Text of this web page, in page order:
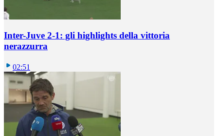
Inter-Juve 2-1: gli highlights della vittoria
nerazzurra
02:51